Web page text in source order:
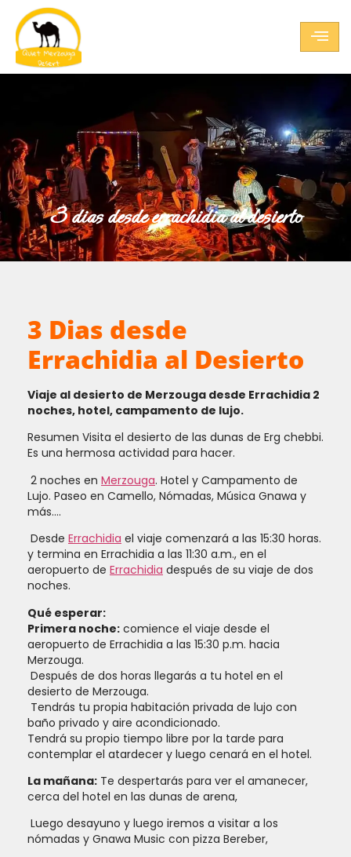
3 dias desde errachidia al desierto
3 Dias desde
Errachidia al Desierto
Viaje al desierto de Merzouga desde Errachidia 2
noches, hotel, campamento de lujo.
Resumen Visita el desierto de las dunas de Erg chebbi.
Es una hermosa actividad para hacer.
2 noches en Merzouga. Hotel y Campamento de
Lujo. Paseo en Camello, Nómadas, Música Gnawa y
más….
Desde Errachidia el viaje comenzará a las 15:30 horas.
y termina en Errachidia a las 11:30 a.m., en el
aeropuerto de Errachidia después de su viaje de dos
noches.
Qué esperar:
Primera noche: comience el viaje desde el
aeropuerto de Errachidia a las 15:30 p.m. hacia
Merzouga.
Después de dos horas llegarás a tu hotel en el
desierto de Merzouga.
Tendrás tu propia habitación privada de lujo con
baño privado y aire acondicionado.
Tendrá su propio tiempo libre por la tarde para
contemplar el atardecer y luego cenará en el hotel.
La mañana: Te despertarás para ver el amanecer,
cerca del hotel en las dunas de arena,
luego desayuno y luego iremos a visitar a los
nómadas y Gnawa Music con pizza Bereber,